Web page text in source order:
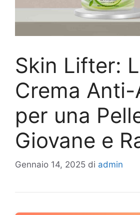
Skin Lifter:
Crema Anti-
per una
Giovane e
Gennaio 14, 2025 di admin